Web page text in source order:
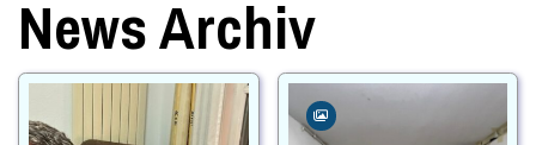
News Archiv